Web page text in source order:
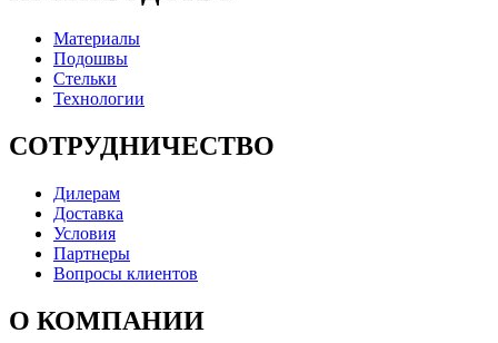
Материалы
Подошвы
Стельки
Технологии
СОТРУДНИЧЕСТВО
Дилерам
Доставка
Условия
Партнеры
Вопросы клиентов
О КОМПАНИИ